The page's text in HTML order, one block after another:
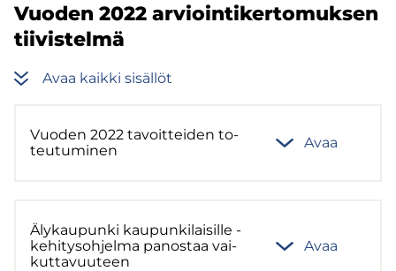
Vuo­den 2022 ar­vioin­ti­ker­to­muk­sen
tii­vis­tel­mä
Avaa kaik­ki si­säl­löt
Vuo­den 2022 ta­voit­tei­den to­
teu­tu­mi­nen
Avaa
Äly­kau­pun­ki kau­pun­ki­lai­sil­le -​
kehitysohjelma pa­nos­taa vai­
kut­ta­vuu­teen
Avaa